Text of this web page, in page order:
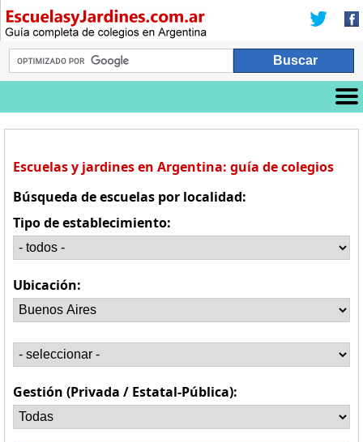
Escuelas y jardines en Argentina: guía de colegios
Búsqueda de escuelas por localidad:
Tipo de establecimiento:
Ubicación:
Gestión (Privada / Estatal-Pública):